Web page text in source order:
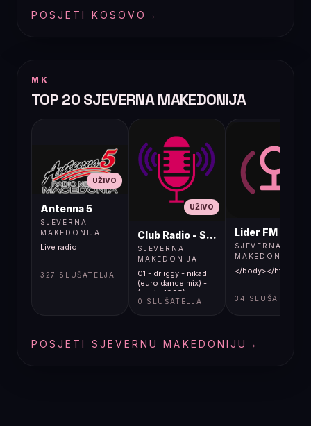
POSJETI KOSOVO →
MK
TOP 20 SJEVERNA MAKEDONIJA
UŽIVO
Antenna 5
SJEVERNA
MAKEDONIJA
Live radio
327 SLUŠATELJA
UŽIVO
Club Radio - Skopje, Mcedonia
SJEVERNA
MAKEDONIJA
01 - dr iggy - nikad
(euro dance mix) -
(audio 1995)
0 SLUŠATELJA
Lider FM 107,4
SJEVERNA
MAKEDONIJA
</body></html>
34 SLUŠATELJA
POSJETI SJEVERNU MAKEDONIJU →